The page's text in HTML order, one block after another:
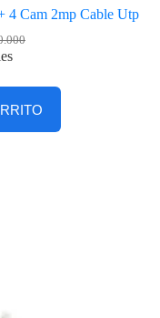
Cam 2mp Cable Utp